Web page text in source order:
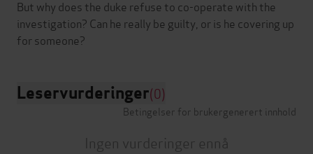
But why does the duke refuse to co-operate with the
investigation? Can he really be guilty, or is he covering up
Leservurderinger(0)
Betingelser for brukergenerert innhold
Ingen vurderinger ennå